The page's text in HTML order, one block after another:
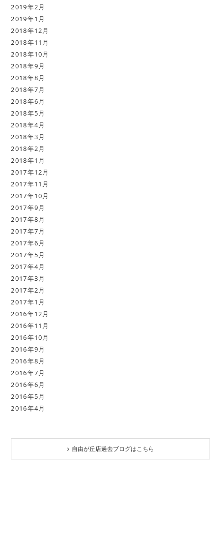
2019年2月
2019年1月
2018年12月
2018年11月
2018年10月
2018年9月
2018年8月
2018年7月
2018年6月
2018年5月
2018年4月
2018年3月
2018年2月
2018年1月
2017年12月
2017年11月
2017年10月
2017年9月
2017年8月
2017年7月
2017年6月
2017年5月
2017年4月
2017年3月
2017年2月
2017年1月
2016年12月
2016年11月
2016年10月
2016年9月
2016年8月
2016年7月
2016年6月
2016年5月
2016年4月
自由が丘店過去ブログはこちら